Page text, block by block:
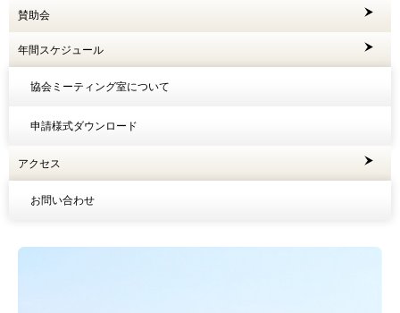
賛助会
年間スケジュール
協会ミーティング室について
申請様式ダウンロード
アクセス
お問い合わせ